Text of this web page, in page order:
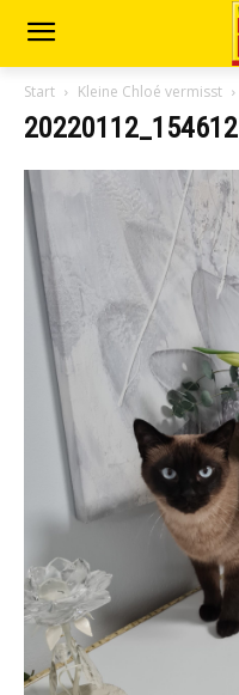
Start Kleine Chloé vermisst
20220112_154612